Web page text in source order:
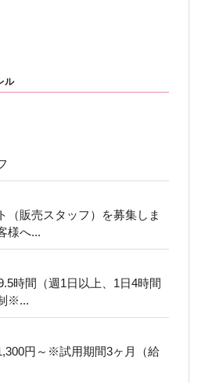
ル
（販売スタッフ）を募集しま
様へ...
時間（週1日以上、1日4時間
※...
円～※試用期間3ヶ月（給